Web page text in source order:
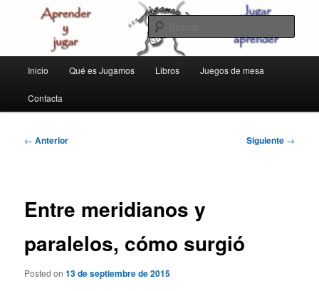
jugamos
aprender y jugar
principal
Inicio Qué es Jugamos Libros Juegos de mesa
Contacta
Navegación
← Anterior Siguiente →
Entre meridianos y
paralelos, cómo surgió
Posted on13 de septiembre de 2015